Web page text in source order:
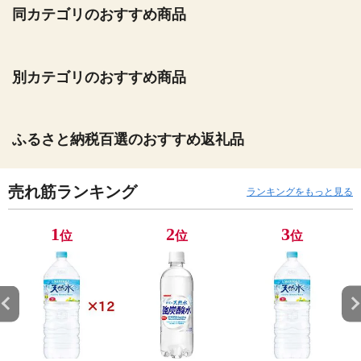
同カテゴリのおすすめ商品
別カテゴリのおすすめ商品
ふるさと納税百選のおすすめ返礼品
売れ筋ランキング ランキングをもっと見る
1位 2位 3位